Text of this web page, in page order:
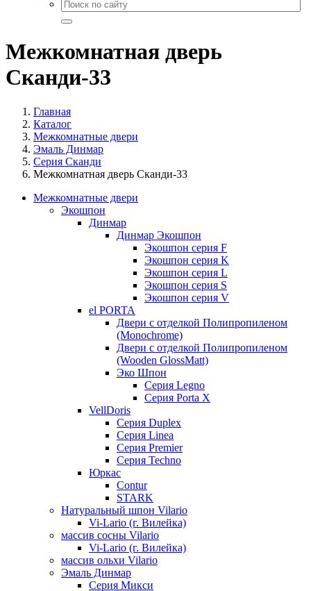
Межкомнатная дверь
Сканди-33
Главная
Каталог
Межкомнатные двери
Эмаль Динмар
Серия Сканди
Межкомнатная дверь Сканди-33
Межкомнатные двери
Экошпон
Динмар
Динмар Экошпон
Экошпон серия F
Экошпон серия K
Экошпон серия L
Экошпон серия S
Экошпон серия V
el PORTA
Двери с отделкой Полипропиленом
(Monochrome)
Двери с отделкой Полипропиленом
(Wooden GlossMatt)
Эко Шпон
Серия Legno
Серия Porta X
VellDoris
Серия Duplex
Серия Linea
Серия Premier
Серия Techno
Юркас
Contur
STARK
Натуральный шпон Vilario
Vi-Lario (г. Вилейка)
массив сосны Vilario
Vi-Lario (г. Вилейка)
массив ольхи Vilario
Эмаль Динмар
Серия Микси